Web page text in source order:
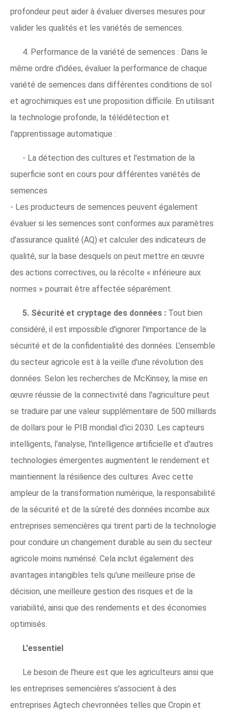
profondeur peut aider à évaluer diverses mesures pour
valider les qualités et les variétés de semences.
4. Performance de la variété de semences : Dans le
même ordre d'idées, évaluer la performance de chaque
variété de semences dans différentes conditions de sol
et agrochimiques est une proposition difficile. En utilisant
la technologie profonde, la télédétection et
l'apprentissage automatique :
- La détection des cultures et l'estimation de la
superficie sont en cours pour différentes variétés de
semences
- Les producteurs de semences peuvent également
évaluer si les semences sont conformes aux paramètres
d'assurance qualité (AQ) et calculer des indicateurs de
qualité, sur la base desquels on peut mettre en œuvre
des actions correctives, ou la récolte « inférieure aux
normes » pourrait être affectée séparément.
5. Sécurité et cryptage des données : Tout bien
considéré, il est impossible d'ignorer l'importance de la
sécurité et de la confidentialité des données. L'ensemble
du secteur agricole est à la veille d'une révolution des
données. Selon les recherches de McKinsey, la mise en
œuvre réussie de la connectivité dans l'agriculture peut
se traduire par une valeur supplémentaire de 500 milliards
de dollars pour le PIB mondial d'ici 2030. Les capteurs
intelligents, l'analyse, l'intelligence artificielle et d'autres
technologies émergentes augmentent le rendement et
maintiennent la résilience des cultures. Avec cette
ampleur de la transformation numérique, la responsabilité
de la sécurité et de la sûreté des données incombe aux
entreprises semencières qui tirent parti de la technologie
pour conduire un changement durable au sein du secteur
agricole moins numérisé. Cela inclut également des
avantages intangibles tels qu'une meilleure prise de
décision, une meilleure gestion des risques et de la
variabilité, ainsi que des rendements et des économies
optimisés.
L'essentiel
Le besoin de l'heure est que les agriculteurs ainsi que
les entreprises semencières s'associent à des
entreprises Agtech chevronnées telles que Cropin et